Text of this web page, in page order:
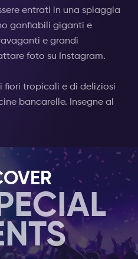
entrati in una spiaggia
gonfiabili giganti e
e grandi
foto su Instagram.
fiori tropicali e di deliziosi
bancarelle. Insegne al
il luogo,
per un tuffo o per
a forma di
creando un'atmosfera
voglia di rilassarsi e
che ridono e
al dolce sciabordio